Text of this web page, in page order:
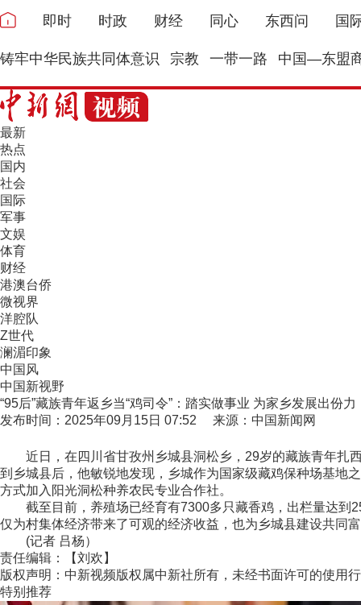
即时 时政 财经 同心 东西问 国
铸牢中华民族共同体意识 宗教 一带一路 中国—东盟
最新
热点
国内
社会
国际
军事
文娱
体育
财经
港澳台侨
微视界
洋腔队
Z世代
澜湄印象
中国风
中国新视野
“95后”藏族青年返乡当“鸡司令”：踏实做事业 为家乡发展出份力
发布时间：2025年09月15日 07:52 来源：中国新闻网
近日，在四川省甘孜州乡城县洞松乡，29岁的藏族青年扎西
到乡城县后，他敏锐地发现，乡城作为国家级藏鸡保种场基地
方式加入阳光洞松种养农民专业合作社。
截至目前，养殖场已经育有7300多只藏香鸡，出栏量达到
仅为村集体经济带来了可观的经济收益，也为乡城县建设共同
(记者 吕杨）
责任编辑：【刘欢】
版权声明：中新视频版权属中新社所有，未经书面许可的使用
特别推荐